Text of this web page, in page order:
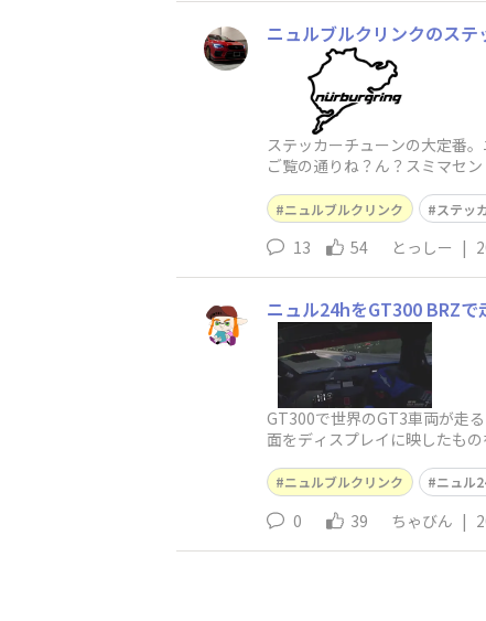
ニュルブルクリンクのステ
ステッカーチューンの大定番
ご覧の通りね？ん？スミマセ
ニュルブルクリンク ステッ
13 54 とっしー |
ニュル24hをGT300 BRZで
GT300で世界のGT3車両が走
面をディスプレイに映したも
ニュルブルクリンク ニュル
0 39 ちゃびん |